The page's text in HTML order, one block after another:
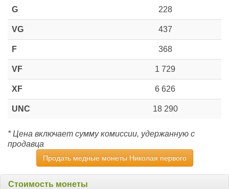
G 228
VG 437
F 368
VF 1 729
XF 6 626
UNC 18 290
* Цена включает сумму комиссии, удержанную с
продавца
Продать медные монеты Николая первого
Стоимость монеты